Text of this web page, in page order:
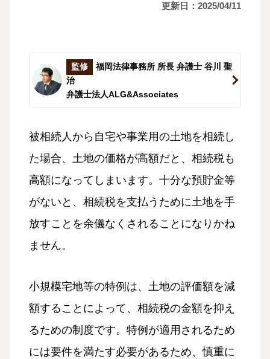
更新日：2025/04/11
監修
福岡法律事務所 所長 弁護士 谷川 聖
治
弁護士法人ALG&Associates
被相続人から自宅や事業用の土地を相続し
た場合、土地の価格が高額だと、相続税も
高額になってしまいます。十分な預貯金等
がないと、相続税を支払うために土地を手
放すことを余儀なくされることになりかね
ません。
小規模宅地等の特例は、土地の評価額を減
額することによって、相続税の金額を抑え
るための制度です。特例が適用されるため
には要件を満たす必要があるため、慎重に